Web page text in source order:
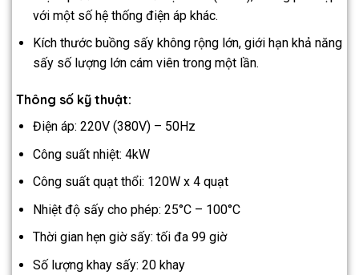
với một số hệ thống điện áp khác.
Kích thước buồng sấy không rộng lớn, giới hạn khả năng
sấy số lượng lớn cám viên trong một lần.
Thông số kỹ thuật:
Điện áp: 220V (380V) – 50Hz
Công suất nhiệt: 4kW
Công suất quạt thổi: 120W x 4 quạt
Nhiệt độ sấy cho phép: 25°C – 100°C
Thời gian hẹn giờ sấy: tối đa 99 giờ
Số lượng khay sấy: 20 khay